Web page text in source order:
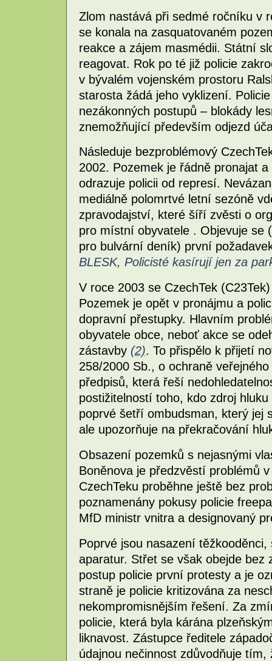
Zlom nastává při sedmé ročníku v
se konala na zasquatovaném
reakce a zájem masmédii. Státní
reagovat. Rok po té již policie
v bývalém vojenském prostoru
starosta žádá jeho vyklizení.
nezákonných postupů – blokády
znemožňující především odjezd
Následuje bezproblémový
2002. Pozemek je řádně pronajat
odrazuje policii od represí.
mediálně polomrtvé letní sezóně
zpravodajství, které šíří zvěsti o
pro místní obyvatele . Objevuje se
pro bulvární deník) první
BLESK, Policisté kasírují jen za
V roce 2003 se CzechTek
Pozemek je opět v pronájmu a
dopravní přestupky. Hlavním
obyvatele obce, neboť akce se
zástavby (2). To přispělo k přijetí
258/2000 Sb., o ochraně
předpisů, která řeší
postižitelností toho, kdo zdroj
poprvé šetří ombudsman, který jej
ale upozorňuje na překračování
Obsazení pozemků s nejasnými
Boněnova je předzvěstí problémů
CzechTeku proběhne ještě bez
poznamenány pokusy policie
MfD ministr vnitra a designovaný
Poprvé jsou nasazení
aparatur. Střet se však obejde
postup policie první protesty a je
straně je policie kritizována za
nekompromisnějším řešení. Za
policie, která byla kárána
liknavost. Zástupce ředitele
údajnou nečinnost zdůvodňuje